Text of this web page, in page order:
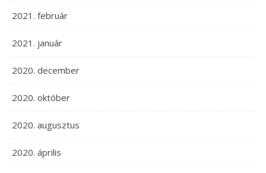
2021. február
2021. január
2020. december
2020. október
2020. augusztus
2020. április